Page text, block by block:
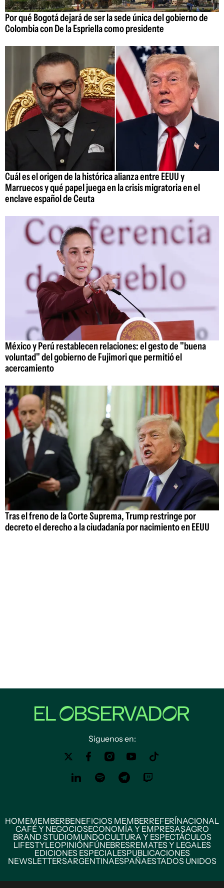
Por qué Bogotá dejará de ser la sede única del gobierno de
Colombia con De la Espriella como presidente
Cuál es el origen de la histórica alianza entre EEUU y
Marruecos y qué papel juega en la crisis migratoria en el
enclave español de Ceuta
México y Perú restablecen relaciones: el gesto de "buena
voluntad" del gobierno de Fujimori que permitió el
acercamiento
Tras el freno de la Corte Suprema, Trump restringe por
decreto el derecho a la ciudadanía por nacimiento en EEUU
Siguenos en:
HOMEMEMBERBENEFICIOS MEMBERREFERÍNACIONAL
CAFÉ Y NEGOCIOSECONOMÍA Y EMPRESASAGRO
BRAND STUDIOMUNDOCULTURA Y ESPECTÁCULOS
LIFESTYLEOPINIÓNFÚNEBRESREMATES Y LEGALES
EDICIONES ESPECIALESPUBLICACIONES
NEWSLETTERSARGENTINAESPAÑAESTADOS UNIDOS